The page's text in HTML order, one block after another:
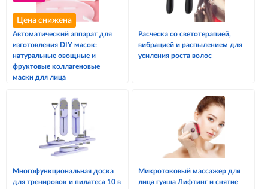
Цена снижена
Автоматический аппарат для
изготовления DIY масок:
натуральные овощные и
фруктовые коллагеновые
маски для лица
Расческа со светотерапией,
вибрацией и распылением для
усиления роста волос
Многофункциональная доска
для тренировок и пилатеса 10 в
Микротоковый массажер для
лица гуаша Лифтинг и снятие